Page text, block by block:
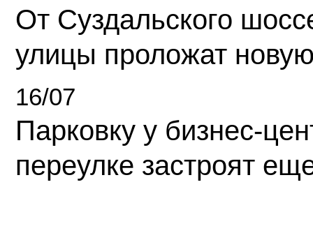
От Суздальского
улицы проложат
16/07
Парковку у бизнес-
переулке застроят